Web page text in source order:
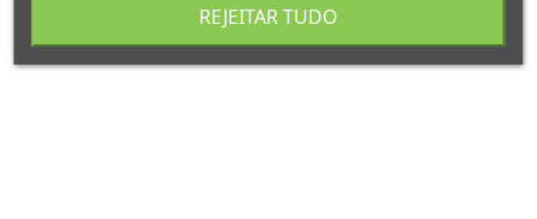
REJEITAR TUDO